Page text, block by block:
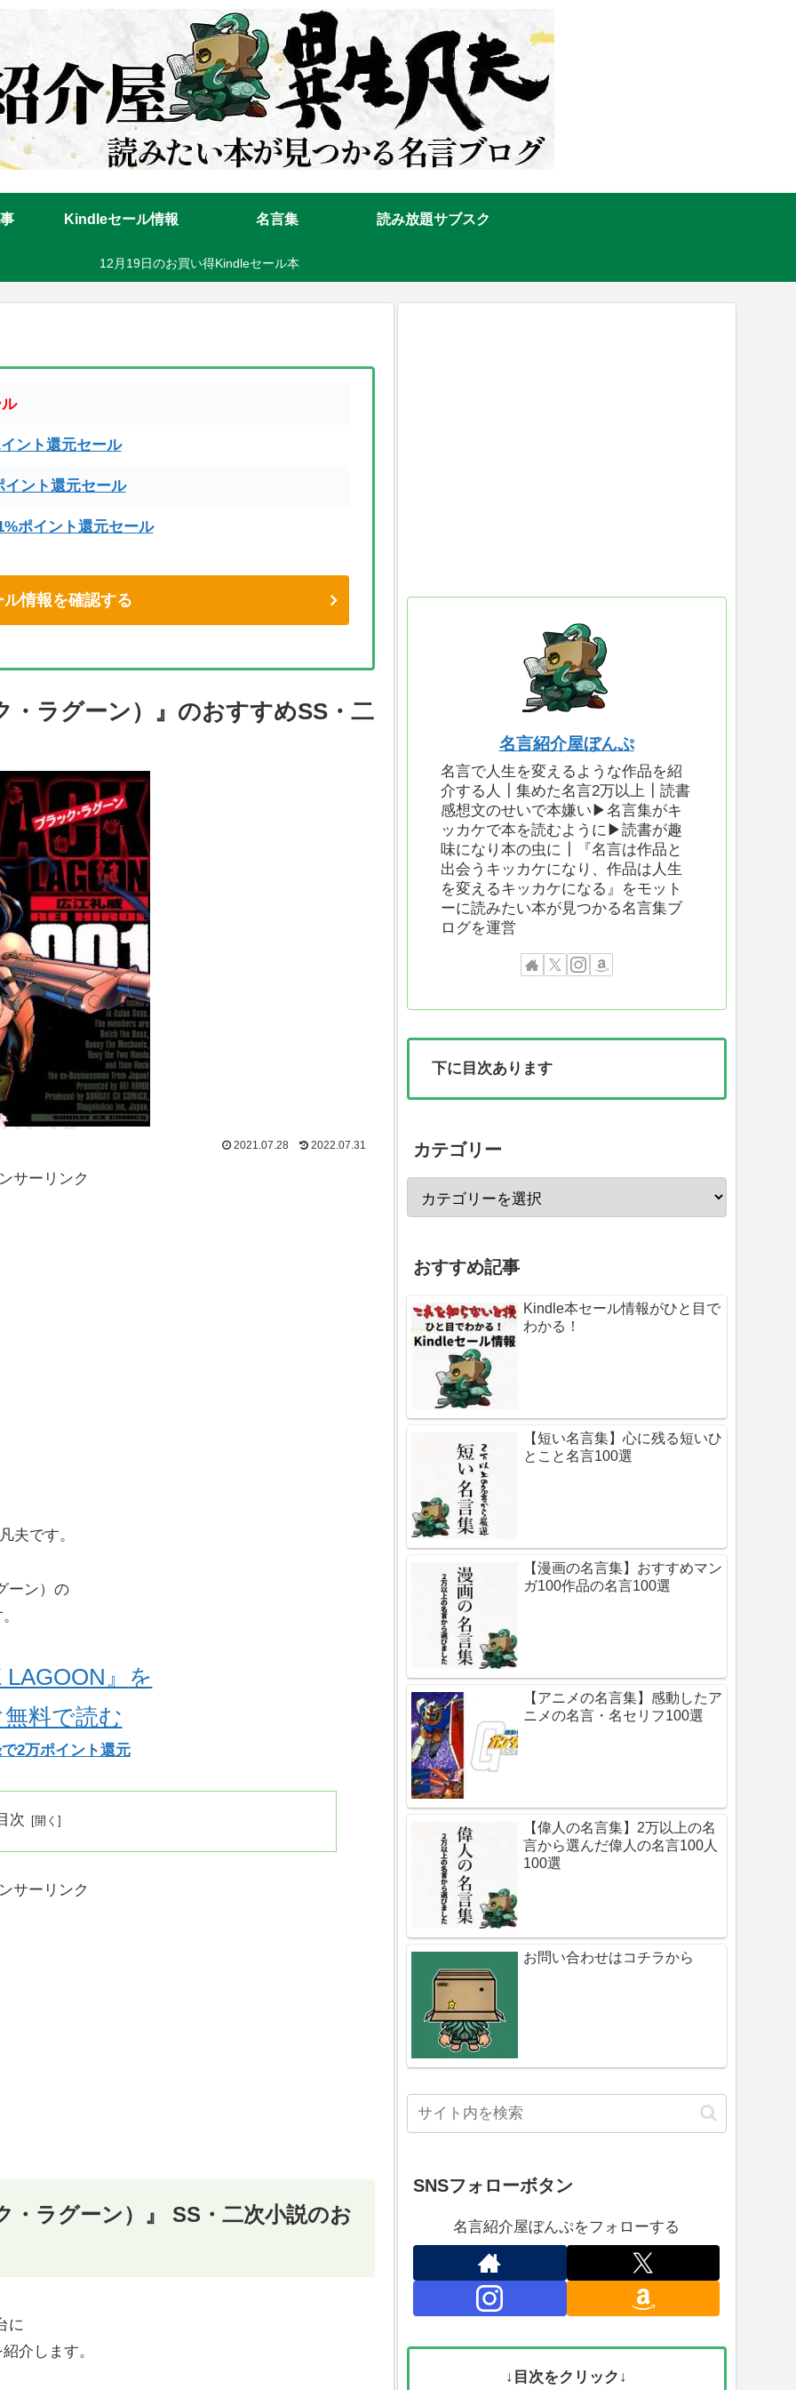
Kindleセール情報 名言集 読み放題サブスク
12月19日のお買い得Kindleセール本
ント還元セール
ント還元セール
ポイント還元セール
情報を確認する
ラグーン）』のおすすめSS・二
2021.07.28 2022.07.31
サーリンク
夫です。
ーン）の
』
を
料で読む
2万ポイント還元
次
サーリンク
ラグーン）』 SS・二次小説のお
に
介します。
名言紹介屋ぼんぷ
名言で人生を変えるような作品を紹
介する人┃集めた名言2万以上┃読書
感想文のせいで本嫌い▶︎名言集がキ
ッカケで本を読むように▶︎読書が趣
味になり本の虫に┃『名言は作品と
出会うキッカケになり、作品は人生
を変えるキッカケになる』をモット
ーに読みたい本が見つかる名言集ブ
ログを運営
下に目次あります
カテゴリー
おすすめ記事
Kindle本セール情報がひと目で
わかる！
【短い名言集】心に残る短いひ
とこと名言100選
【漫画の名言集】おすすめマン
ガ100作品の名言100選
【アニメの名言集】感動したア
ニメの名言・名セリフ100選
【偉人の名言集】2万以上の名
言から選んだ偉人の名言100人
100選
お問い合わせはコチラから
SNSフォローボタン
名言紹介屋ぼんぷをフォローする
↓目次をクリック↓